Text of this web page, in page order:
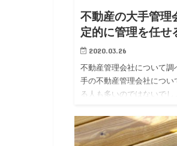
不動産の大手管理
定的に管理を任せ
2020.03.26
不動産管理会社について
手の不動産管理会社につ
る人も多いのではないで
ービスを期待する事…